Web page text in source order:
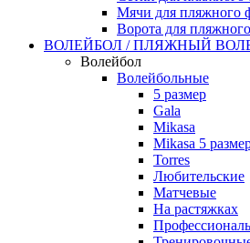
Мячи для пляжного
Ворота для
ВОЛЕЙБОЛ / ПЛЯЖНЫЙ
Волейбол
Волейбольные
5 размер
Gala
Mikasa
Mikasa 5
Torres
Любительские
Матчевые
На растяжках